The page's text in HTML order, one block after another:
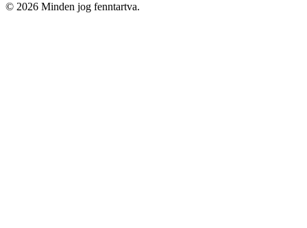
© 2026 Minden jog fenntartva.